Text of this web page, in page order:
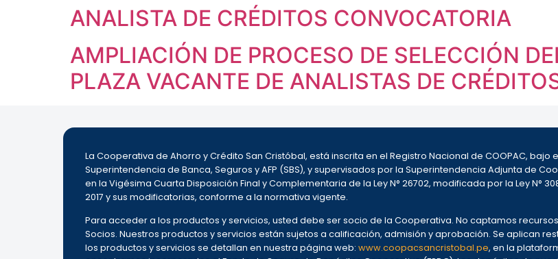
ANALISTA DE CRÉDITOS CONVOCATORIA
AMPLIACIÓN DE PROCESO DE SELECCIÓN
PLAZA VACANTE DE ANALISTAS DE
La Cooperativa de Ahorro y Crédito San Cristóbal, está inscrita en el Registro Nacional de COOPAC, bajo
Superintendencia de Banca, Seguros y AFP (SBS), y supervisados por la Superintendencia Adjunta de
en la Vigésima Cuarta Disposición Final y Complementaria de la Ley N° 26702, modificada por la Ley N°
2017 y sus modificatorias, conforme a la normativa vigente.
Para acceder a los productos y servicios, usted debe ser socio de la Cooperativa. No captamos
Socios. Nuestros productos y servicios están sujetos a calificación, admisión y aprobación. Se aplican
los productos y servicios se detallan en nuestra página web: www.coopacsancristobal.pe, en la